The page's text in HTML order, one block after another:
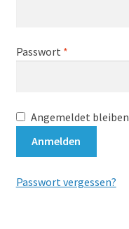
Kontakt
AGB
Passwort *Erforderlich
Angemeldet bleiben
Anmelden
Passwort vergessen?